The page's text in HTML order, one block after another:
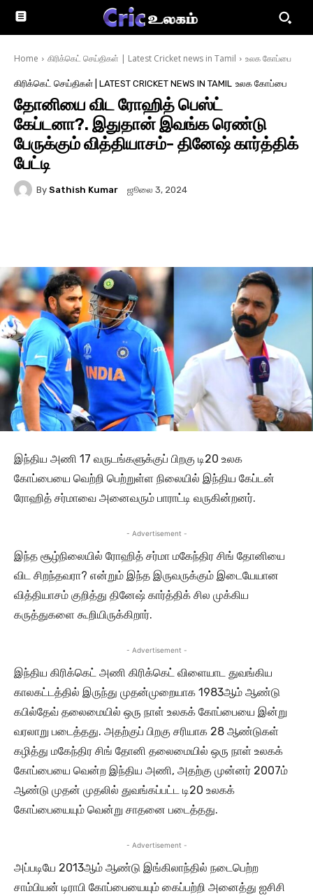
Home கிரிக்கெட் செய்திகள் | Latest Cricket news in Tamil உலக கோப்பை
கிரிக்கெட் செய்திகள் | LATEST CRICKET NEWS IN TAMIL உலக கோப்பை
தோனியை விட ரோஹித் பெஸ்ட்
கேப்டனா?. இதுதான் இவங்க ரெண்டு
பேருக்கும் வித்தியாசம்- தினேஷ் கார்த்திக்
பேட்டி
By Sathish Kumar ஜூலை 3, 2024
இந்திய அணி 17 வருடங்களுக்குப் பிறகு டி20 உலக
கோப்பையை வெற்றி பெற்றுள்ள நிலையில் இந்திய கேப்டன்
ரோஹித் சர்மாவை அனைவரும் பாராட்டி வருகின்றனர்.
- Advertisement -
இந்த சூழ்நிலையில் ரோஹித் சர்மா மகேந்திர சிங் தோனியை
விட சிறந்தவரா? என்றும் இந்த இருவருக்கும் இடையேயான
வித்தியாசம் குறித்து தினேஷ் கார்த்திக் சில முக்கிய
கருத்துகளை கூறியிருக்கிறார்.
- Advertisement -
இந்திய கிரிக்கெட் அணி கிரிக்கெட் விளையாட துவங்கிய
காலகட்டத்தில் இருந்து முதன்முறையாக 1983ஆம் ஆண்டு
கபில்தேவ் தலைமையில் ஒரு நாள் உலகக் கோப்பையை இன்று
வரலாறு படைத்தது. அதற்குப் பிறகு சரியாக 28 ஆண்டுகள்
கழித்து மகேந்திர சிங் தோனி தலைமையில் ஒரு நாள் உலகக்
கோப்பையை வென்ற இந்திய அணி, அதற்கு முன்னர் 2007ம்
ஆண்டு முதன் முதலில் துவங்கப்பட்ட டி20 உலகக்
கோப்பையையும் வென்று சாதனை படைத்தது.
- Advertisement -
அப்படியே 2013ஆம் ஆண்டு இங்கிலாந்தில் நடைபெற்ற
சாம்பியன் டிராபி கோப்பையையும் கைப்பற்றி அனைத்து ஐசிசி